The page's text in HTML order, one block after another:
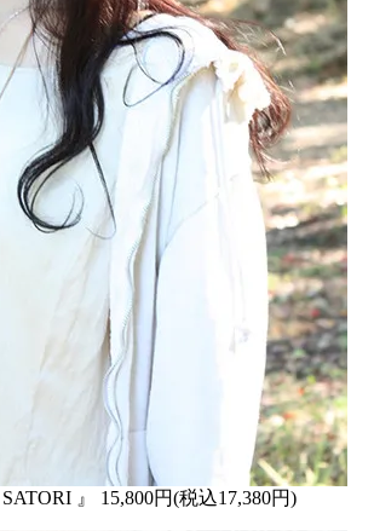
』 15,800円(税込17,380円)